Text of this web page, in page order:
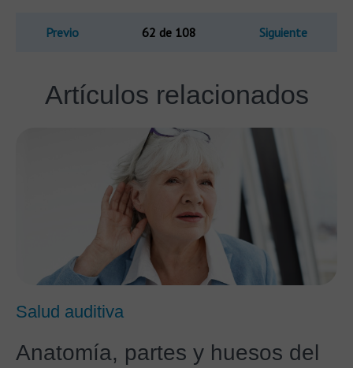
Previo 62 de 108 Siguiente
Artículos relacionados
Salud auditiva
Anatomía, partes y huesos del